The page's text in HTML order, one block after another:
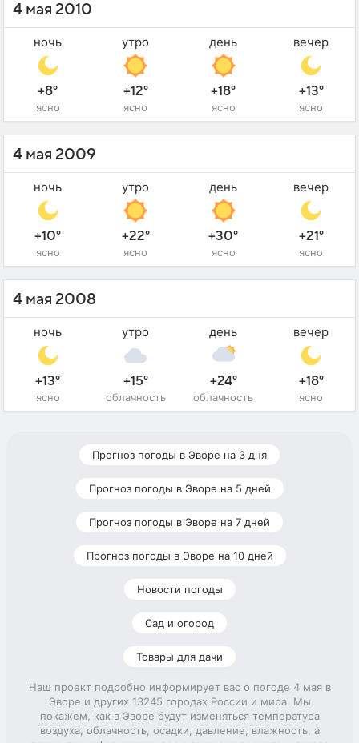
4 мая 2010
ночь
+8°
ясно
утро
+12°
ясно
день
+18°
ясно
вечер
+13°
ясно
4 мая 2009
ночь
+10°
ясно
утро
+22°
ясно
день
+30°
ясно
вечер
+21°
ясно
4 мая 2008
ночь
+13°
ясно
утро
+15°
облачность
день
+24°
облачность
вечер
+18°
ясно
Прогноз погоды в Эворе на 3 дня
Прогноз погоды в Эворе на 5 дней
Прогноз погоды в Эворе на 7 дней
Прогноз погоды в Эворе на 10 дней
Новости погоды
Сад и огород
Товары для дачи
Наш проект подробно информирует вас о погоде 4 мая в
Эворе и других 13245 городах России и мира. Мы
покажем, как в Эворе будут изменяться температура
воздуха, облачность, осадки, давление, влажность, а